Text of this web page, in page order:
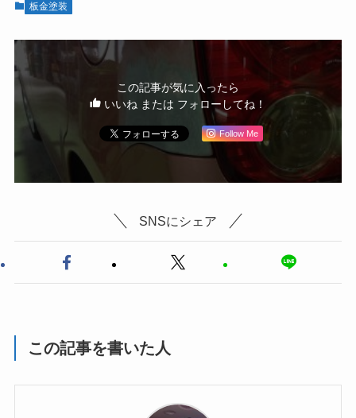
板金塗装
この記事が気に入ったら
いいね または フォローしてね！
Follow Me
SNSにシェア
この記事を書いた人